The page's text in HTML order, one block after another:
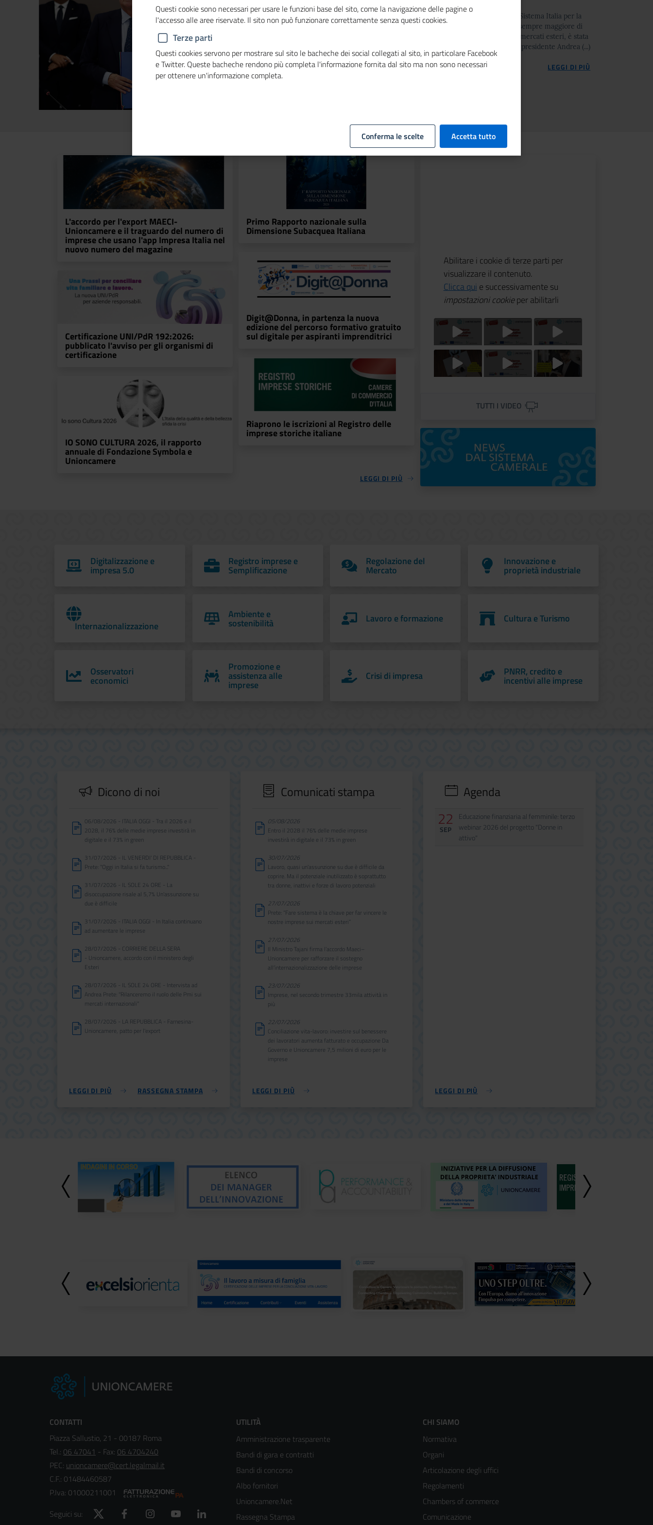
L’intesa, che riconosce Unioncamere tra gli attori del Sistema Italia per la
crescita dell’export e punta a coinvolgere un numero sempre maggiore di
imprese nei percorsi di accesso e consolidamento sui mercati esteri, è stata
firmata dal ministro degli Esteri, Antonio Tajani, e dal presidente Andrea (...)
LEGGI DI PIÙ
Abilitare i cookie di terze parti per
visualizzare il contenuto.
Clicca qui e successivamente su
impostazioni cookieper abilitarli
Titolo Video Titolo Video Titolo Video
Titolo Video Titolo Video Titolo Video
TUTTI I VIDEO
L'accordo per l'export MAECI-
Unioncamere e il traguardo del numero di
imprese che usano l'app Impresa Italia nel
nuovo numero del magazine
Certificazione UNI/PdR 192:2026:
pubblicato l'avviso per gli organismi di
certificazione
IO SONO CULTURA 2026, il rapporto
annuale di Fondazione Symbola e
Unioncamere
Primo Rapporto nazionale sulla
Dimensione Subacquea Italiana
Digit@Donna, in partenza la nuova
edizione del percorso formativo gratuito
sul digitale per aspiranti imprenditrici
Riaprono le iscrizioni al Registro delle
imprese storiche italiane
LEGGI DI PIÙ
Digitalizzazione e
impresa 5.0
Registro imprese e
Semplificazione
Regolazione del
Mercato
Innovazione e
proprietà industriale
Internazionalizzazione
Ambiente e
sostenibilità Lavoro e formazione Cultura e Turismo
Osservatori
economici
Promozione e
assistenza alle
imprese
Crisi di impresa PNRR, credito e
incentivi alle imprese
Dicono di noi
06/08/2026 - ITALIA OGGI - Tra il 2026 e il
2028, il 76% delle medie imprese investirà in
digitale e il 73% in green
31/07/2026 - IL VENERDI' DI REPUBBLICA -
Prete: "Oggi in Italia si fa turismo..."
31/07/2026 - IL SOLE 24 ORE - La
disoccupazione risale al 5,7% Un'assunzione su
due è difficile
31/07/2026 - ITALIA OGGI - In Italia continuano
ad aumentare le imprese
28/07/2026 - CORRIERE DELLA SERA
- Unioncamere, accordo con il ministero degli
Esteri
28/07/2026 - IL SOLE 24 ORE - Intervista ad
Andrea Prete: "Rilanceremo il ruolo delle Pmi sui
mercati internazionali"
28/07/2026 - LA REPUBBLICA - Farnesina-
Unioncamere, patto per l'export
LEGGI DI PIÙ RASSEGNA STAMPA
Comunicati stampa
05/08/2026
Entro il 2028 il 76% delle medie imprese
investirà in digitale e il 73% in green
30/07/2026
Lavoro, quasi un'assunzione su due è difficile da
coprire. Ma il potenziale inutilizzato è soprattutto
tra donne, inattivi e forze di lavoro potenziali
27/07/2026
Prete: “Fare sistema è la chiave per far vincere le
nostre imprese sui mercati esteri”
27/07/2026
Il Ministro Tajani firma l’accordo Maeci–
Unioncamere per rafforzare il sostegno
all’internazionalizzazione delle imprese
23/07/2026
Imprese, nel secondo trimestre 33mila attività in
più
22/07/2026
Conciliazione vita-lavoro: investire sul benessere
dei lavoratori aumenta fatturato e occupazione Da
Governo e Unioncamere 7,5 milioni di euro per le
imprese
LEGGI DI PIÙ
Agenda
Data Evento
22
SEP
Educazione finanziaria al femminile: terzo
webinar 2026 del progetto "Donne in
attivo"
LEGGI DI PIÙ
CONTATTI
Piazza Sallustio, 21 - 00187 Roma
Tel.: 06 47041 - Fax: 06 4704240
PEC: unioncamere@cert.legalmail.it
C.F.: 01484460587
P.Iva: 01000211001
Seguici su:
Twitter Facebook Instagram YouTube
Footer
menù
colonna
2
UTILITÀ
Amministrazione trasparente
Bandi di gara e contratti
Bandi di concorso
Albo fornitori
Unioncamere.Net
Rassegna Stampa
Footer
menù
colonna
3
CHI SIAMO
Normativa
Organi
Articolazione degli uffici
Regolamenti
Chambers of commerce
Comunicazione
Questi cookie sono necessari per usare le funzioni base del sito, come la navigazione delle pagine o
l'accesso alle aree riservate. Il sito non può funzionare correttamente senza questi cookies.
Terze parti
Questi cookies servono per mostrare sul sito le bacheche dei social collegati al sito, in particolare Facebook
e Twitter. Queste bacheche rendono più completa l'informazione fornita dal sito ma non sono necessari
per ottenere un'informazione completa.
Conferma le scelte Accetta tutto